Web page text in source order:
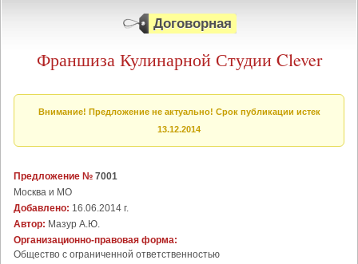
Договорная
Франшиза Кулинарной Студии Clever
Внимание! Предложение не актуально! Срок публикации истек
13.12.2014
Предложение № 7001
Москва и МО
Добавлено: 16.06.2014 г.
Автор: Мазур А.Ю.
Организационно-правовая форма:
Общество с ограниченной ответственностью